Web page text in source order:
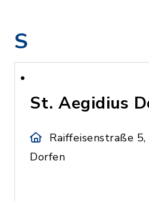
S
St. Aegidius
Raiffeisenstraße
Dorfen